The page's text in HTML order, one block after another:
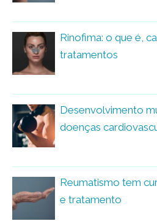
Rinofima: o que é,
tratamentos
Desenvolvimento
doenças
Reumatismo tem
e tratamento